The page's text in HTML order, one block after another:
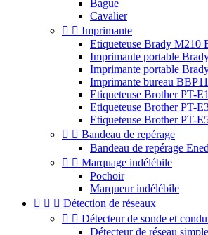
Bague
Cavalier
  Imprimante
Etiqueteuse Brady M210
Imprimante portable
Imprimante portable
Imprimante bureau
Etiqueteuse Brother PT-
Etiqueteuse Brother PT-
Etiqueteuse Brother PT-
  Bandeau de repérage
Bandeau de repérage
  Marquage indélébile
Pochoir
Marqueur indélébile
   Détection de réseaux
  Détecteur de sonde et
Détecteur de réseau simple